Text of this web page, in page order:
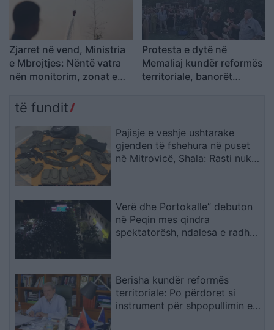
Zjarret në vend, Ministria
e Mbrojtjes: Nëntë vatra
nën monitorim, zonat e
Protesta e dytë në
Memaliaj kundër reformës
territoriale, banorët
të fundit
Pajisje e veshje ushtarake
gjenden të fshehura në puset
në Mitrovicë, Shala: Rasti nuk
Verë dhe Portokalle” debuton
në Peqin mes qindra
spektatorësh, ndalesa e radhës
Berisha kundër reformës
territoriale: Po përdoret si
instrument për shpopullimin e